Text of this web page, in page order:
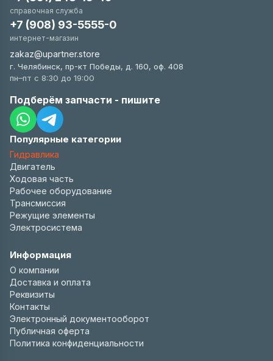
Популярные категории
Гидравлика
Двигатель
Ходовая часть
Рабочее оборудование
Трансмиссия
Режущие элементы
Электросистема
Информация
О компании
Доставка и оплата
Реквизиты
Контакты
Электронный документооборот
Публичная оферта
Политика конфиденциальности
справочная служба
+7 (908) 93-5555-0
интернет-магазин
zakaz@upartner.store
г. Челябинск, пр-кт Победы, д. 160, оф. 408
пн–пт с 8:30 до 19:00
Подберём запчасти - пишите